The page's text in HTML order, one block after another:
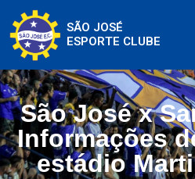
SÃO JOSÉ
ESPORTE CLUBE
São José x
Informações
estádio